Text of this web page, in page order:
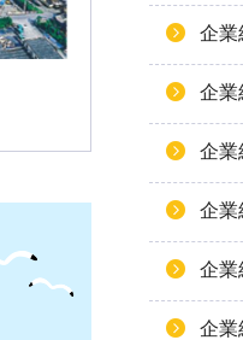
企業
企業
企業
企業
企業
企業